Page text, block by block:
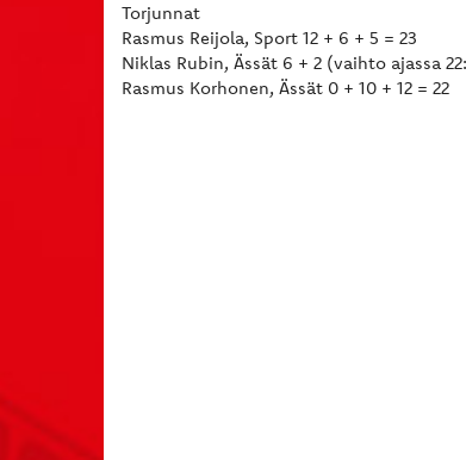
Torjunnat
Rasmus Reijola, Sport 12 + 6 + 5 = 23
Niklas Rubin, Ässät 6 + 2 (vaihto ajassa
Rasmus Korhonen, Ässät 0 + 10 + 12 = 22